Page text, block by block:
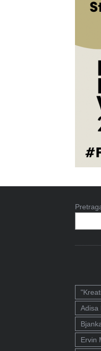
Adisa
Ervin